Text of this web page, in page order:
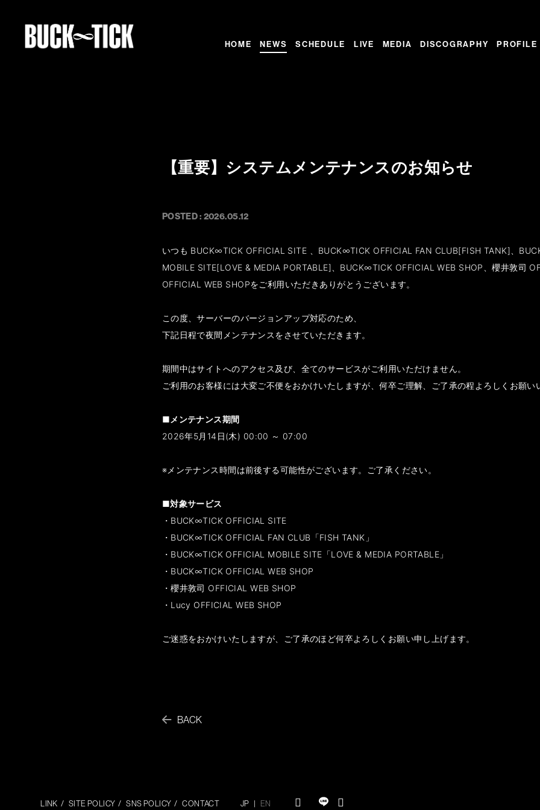
HOME NEWS SCHEDULE LIVE MEDIA DISCOGRAPHY PROFILE
【重要】システムメンテナンスのお知らせ
POSTED : 2026.05.12
いつも BUCK∞TICK OFFICIAL SITE 、BUCK∞TICK OFFICIAL FAN CLUB[FISH TANK]、
MOBILE SITE[LOVE & MEDIA PORTABLE]、BUCK∞TICK OFFICIAL WEB SHOP、櫻井敦司
OFFICIAL WEB SHOPをご利用いただきありがとうございます。
この度、サーバーのバージョンアップ対応のため、
下記日程で夜間メンテナンスをさせていただきます。
期間中はサイトへのアクセス及び、全てのサービスがご利用いただけません。
ご利用のお客様には大変ご不便をおかけいたしますが、何卒ご理解、ご了承の程よろしくお願い
■メンテナンス期間
2026年5月14日(木) 00:00 ～ 07:00
※メンテナンス時間は前後する可能性がございます。ご了承ください。
■対象サービス
・BUCK∞TICK OFFICIAL SITE
・BUCK∞TICK OFFICIAL FAN CLUB「FISH TANK」
・BUCK∞TICK OFFICIAL MOBILE SITE「LOVE & MEDIA PORTABLE」
・BUCK∞TICK OFFICIAL WEB SHOP
・櫻井敦司 OFFICIAL WEB SHOP
・Lucy OFFICIAL WEB SHOP
ご迷惑をおかけいたしますが、ご了承のほど何卒よろしくお願い申し上げます。
BACK
LINK SITE POLICY SNS POLICY CONTACT JP EN